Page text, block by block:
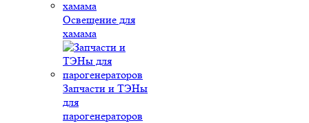
Освещение для
хамама
Запчасти и ТЭНы
для
парогенераторов